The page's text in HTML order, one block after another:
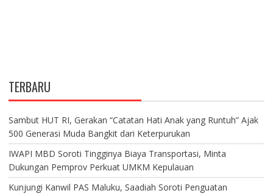
TERBARU
Sambut HUT RI, Gerakan “Catatan Hati Anak yang Runtuh” Ajak
500 Generasi Muda Bangkit dari Keterpurukan
IWAPI MBD Soroti Tingginya Biaya Transportasi, Minta
Dukungan Pemprov Perkuat UMKM Kepulauan
Kunjungi Kanwil PAS Maluku, Saadiah Soroti Penguatan